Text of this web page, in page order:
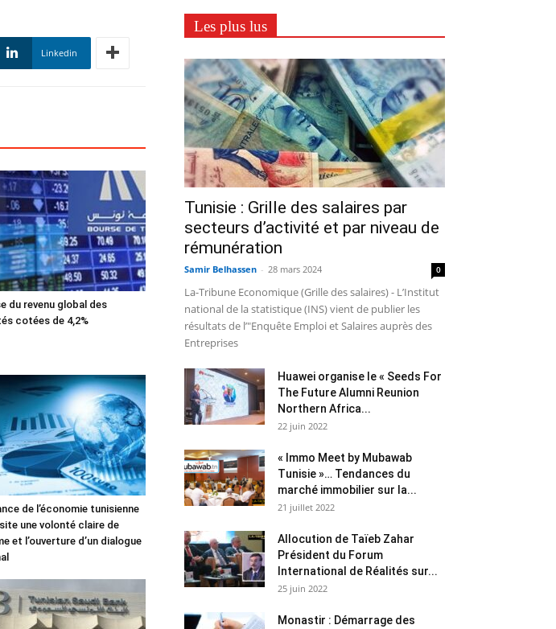
Linkedin
du revenu global des
cotées de 4,2%
de l’économie tunisienne
une volonté claire de
et l’ouverture d’un dialogue
Les plus lus
Tunisie : Grille des salaires par
secteurs d’activité et par niveau de
rémunération
Samir Belhassen - 28 mars 2024 0
La-Tribune Economique (Grille des salaires) - L’Institut
national de la statistique (INS) vient de publier les
résultats de l’"Enquête Emploi et Salaires auprès des
Entreprises
Huawei organise le « Seeds For
The Future Alumni Reunion
Northern Africa...
22 juin 2022
« Immo Meet by Mubawab
Tunisie »… Tendances du
marché immobilier sur la...
21 juillet 2022
Allocution de Taïeb Zahar
Président du Forum
International de Réalités sur...
25 juin 2022
Monastir : Démarrage des